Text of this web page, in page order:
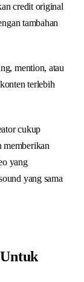
credit original
tambahan
mention, atau
terlebih
cukup
memberikan
yang
yang sama